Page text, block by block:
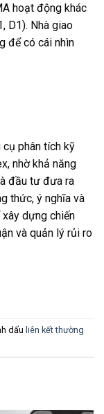
hoạt động khác
D1). Nhà giao
để có cái nhìn
phân tích kỹ
nhờ khả năng
đầu tư đưa ra
thức, ý nghĩa và
dựng chiến
và quản lý rủi ro
dấu liên kết thường